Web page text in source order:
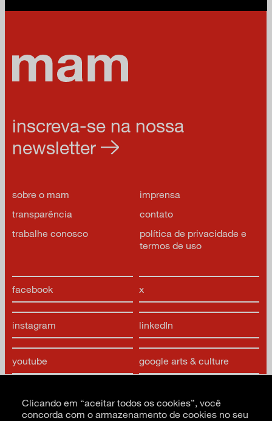
facebook x
instagram linkedIn
youtube google arts & culture
inscreva-se na nossa
newsletter
sobre o mam
imprensa
transparência
contato
trabalhe conosco
política de privacidade e
termos de uso
Clicando em “aceitar todos os cookies”, você
concorda com o armazenamento de cookies no seu